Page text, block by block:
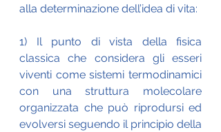
alla determinazione dell’idea di vita:
1) Il punto di vista della fisica
classica che considera gli esseri
viventi come sistemi termodinamici
con una struttura molecolare
organizzata che può riprodursi ed
evolversi seguendo il principio della